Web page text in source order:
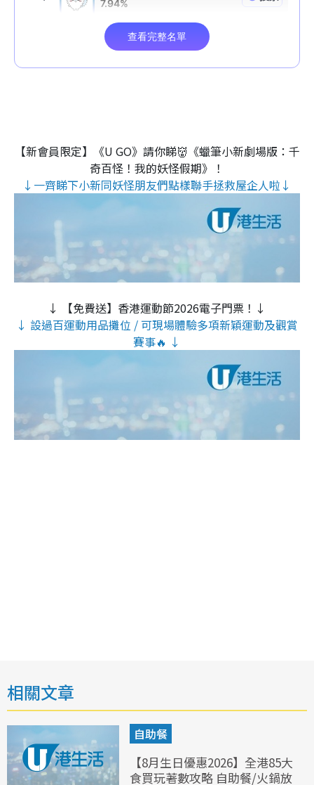
【新會員限定】《U GO》請你睇👹《蠟筆小新劇場版：千
奇百怪！我的妖怪假期》！
↓一齊睇下小新同妖怪朋友們點樣聯手拯救屋企人啦↓
↓ 【免費送】香港運動節2026電子門票！↓
↓ 設過百運動用品攤位 / 可現場體驗多項新穎運動及觀賞
賽事🔥 ↓
相關文章
自助餐
【8月生日優惠2026】全港85大
食買玩著數攻略 自助餐/火鍋放